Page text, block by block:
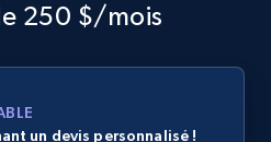
250 $/mois
un devis personnalisé !